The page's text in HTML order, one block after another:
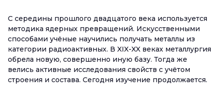
С середины прошлого двадцатого века используется
методика ядерных превращений. Искусственными
способами учёные научились получать металлы из
категории радиоактивных. В XIX-XX веках металлургия
обрела новую, совершенно иную базу. Тогда же
велись активные исследования свойств с учётом
строения и состава. Сегодня изучение продолжается.